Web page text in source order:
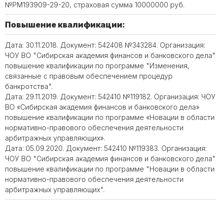
№РМ193909-29-20, страховая сумма 10000000 руб.
Повышение квалификации:
Дата: 30.11.2018. Документ: 542408 №343284. Организация:
ЧОУ ВО "Сибирская академия финансов и банковского дела"
повышение квалификации по программе "Изменения,
связанные с правовым обеспечением процедур
банкротства".
Дата: 29.11.2019. Документ: 542410 №119182. Организация: ЧОУ
ВО «Сибирская академия финансов и банковского дела»
повышение квалификации по программе «Новации в области
нормативно-правового обеспечения деятельности
арбитражных управляющих».
Дата: 05.09.2020. Документ: 542410 №119383. Организация:
ЧОУ ВО "Сибирская академия финансов и банковского дела"
повышение квалификации по программе "Новации в области
нормативно-правового обеспечения деятельности
арбитражных управляющих".